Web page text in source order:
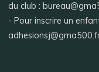
du club :
- Pour inscrire un